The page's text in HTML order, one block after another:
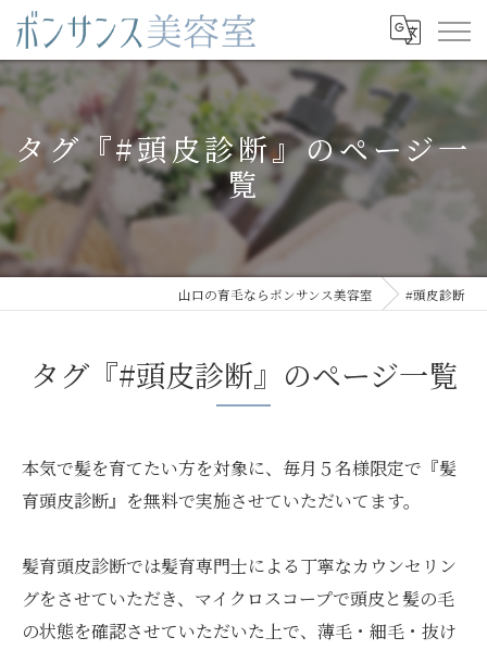
タグ『#頭皮診断』のページ一
覧
山口の育毛ならボンサンス美容室 #頭皮診断
タグ『#頭皮診断』のページ一覧
本気で髪を育てたい方を対象に、毎月５名様限定で『髪
育頭皮診断』を無料で実施させていただいてます。
髪育頭皮診断では髪育専門士による丁寧なカウンセリン
グをさせていただき、マイクロスコープで頭皮と髪の毛
の状態を確認させていただいた上で、薄毛・細毛・抜け